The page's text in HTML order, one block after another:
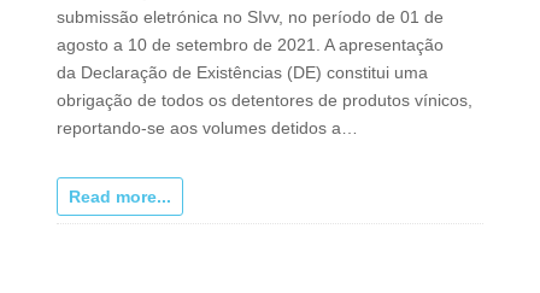
submissão eletrónica no SIvv, no período de 01 de
agosto a 10 de setembro de 2021. A apresentação
da Declaração de Existências (DE) constitui uma
obrigação de todos os detentores de produtos vínicos,
reportando-se aos volumes detidos a…
Read more...